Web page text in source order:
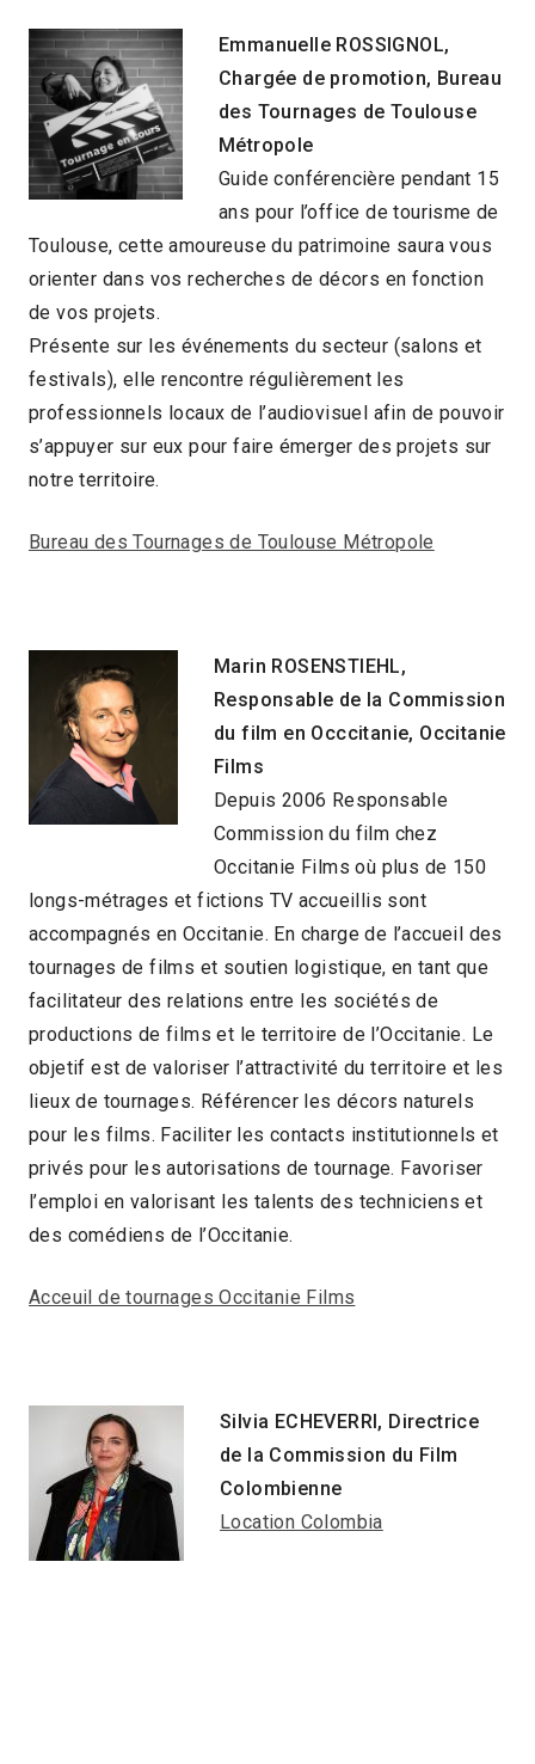
Emmanuelle ROSSIGNOL,
Chargée de promotion, Bureau
des Tournages de Toulouse
Métropole
Guide conférencière pendant 15
ans pour l’office de tourisme de
Toulouse, cette amoureuse du patrimoine saura vous
orienter dans vos recherches de décors en fonction
de vos projets.
Présente sur les événements du secteur (salons et
festivals), elle rencontre régulièrement les
professionnels locaux de l’audiovisuel afin de pouvoir
s’appuyer sur eux pour faire émerger des projets sur
notre territoire.
Bureau des Tournages de Toulouse Métropole
Marin ROSENSTIEHL,
Responsable de la Commission
du film en Occcitanie, Occitanie
Films
Depuis 2006 Responsable
Commission du film chez
Occitanie Films où plus de 150
longs-métrages et fictions TV accueillis sont
accompagnés en Occitanie. En charge de l’accueil des
tournages de films et soutien logistique, en tant que
facilitateur des relations entre les sociétés de
productions de films et le territoire de l’Occitanie. Le
objetif est de valoriser l’attractivité du territoire et les
lieux de tournages. Référencer les décors naturels
pour les films. Faciliter les contacts institutionnels et
privés pour les autorisations de tournage. Favoriser
l’emploi en valorisant les talents des techniciens et
des comédiens de l’Occitanie.
Acceuil de tournages Occitanie Films
Silvia ECHEVERRI, Directrice
de la Commission du Film
Colombienne
Location Colombia